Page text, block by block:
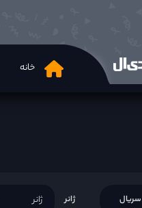
خانه
سریال ژانر ژانر